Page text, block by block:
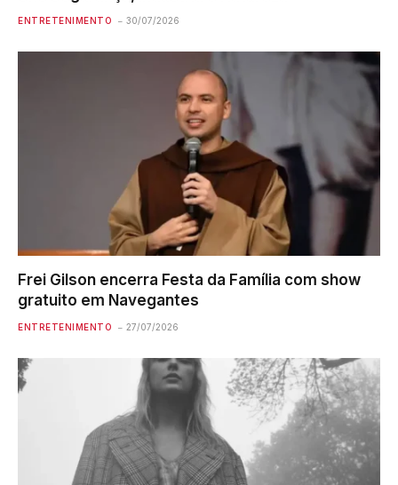
ENTRETENIMENTO 30/07/2026
Frei Gilson encerra Festa da Família com show
gratuito em Navegantes
ENTRETENIMENTO 27/07/2026